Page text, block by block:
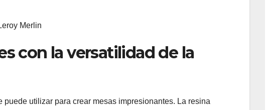
con la versatilidad de la
utilizar para crear mesas impresionantes. La resina